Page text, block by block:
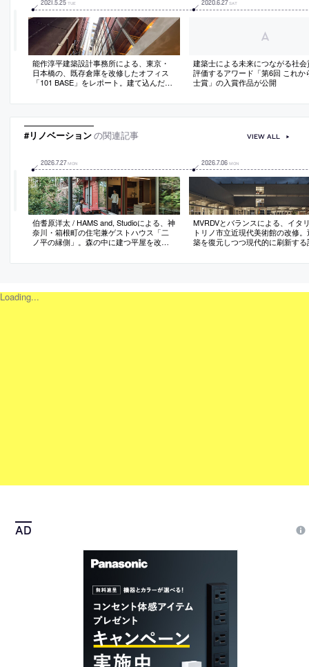
2021.5.25 TUE
能作淳平建築設計事務所による、東京・
日本橋の、既存倉庫を改修したオフィス
「101 BASE」をレポート。建て込んだ中
に取り込む
2020.6.27 SAT
建築士による未来につながる社会
評価するアワード「第6回 これか
士賞」の入賞作品が公開
#リノベーションの関連記事
2026.7.27 MON
伯耆原洋太 / HAMS and, Studioによる、神
奈川・箱根町の住宅兼ゲストハウス「二
ノ平の縁側」。森の中に建つ平屋を改
の構成に着目し、内外を繋ぐと共に回遊
と外の新たな関係に寄与
2026.7.06 MON
MVRDVとバランスによる、イタ
トリノ市立近現代美術館の改修
築を復元しつつ現代的に刷新する
作ると共に、地下にコレクション
とも繋ぐ
VIEW ALL
Loading...